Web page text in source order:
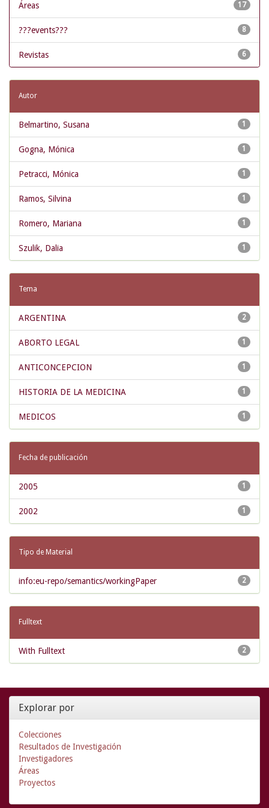
17
Áreas
8
???events???
6
Revistas
Autor
1
Belmartino, Susana
1
Gogna, Mónica
1
Petracci, Mónica
1
Ramos, Silvina
1
Romero, Mariana
1
Szulik, Dalia
Tema
2
ARGENTINA
1
ABORTO LEGAL
1
ANTICONCEPCION
1
HISTORIA DE LA MEDICINA
1
MEDICOS
Fecha de publicación
1
2005
1
2002
Tipo de Material
2
info:eu-repo/semantics/workingPaper
Fulltext
2
With Fulltext
Explorar por
Colecciones
Resultados de Investigación
Investigadores
Áreas
Proyectos